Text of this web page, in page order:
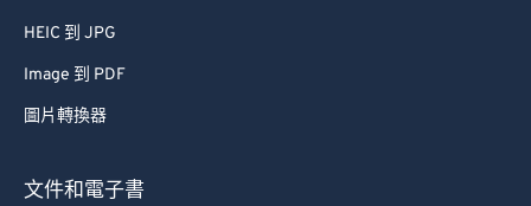
HEIC 到 JPG
Image 到 PDF
圖片轉換器
文件和電子書